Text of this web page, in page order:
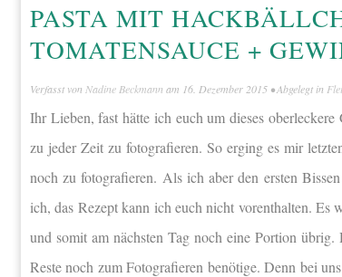
PASTA MIT
TOMATENSAUCE +
Verfasst von Nadine Beckmann am 16. Dezember 2015 • Abgelegt in
Ihr Lieben, fast hätte ich euch um dieses
zu jeder Zeit zu fotografieren. So erging es mir
noch zu fotografieren. Als ich aber den ersten
ich, das Rezept kann ich euch nicht vorenthalten.
und somit am nächsten Tag noch eine Portion
Reste noch zum Fotografieren benötige. Denn bei